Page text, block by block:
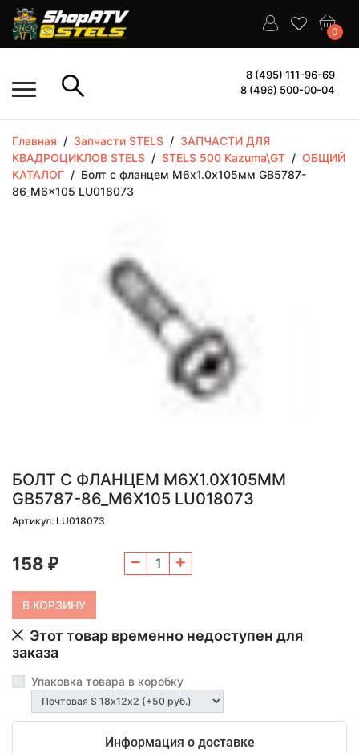
0
8 (495) 111-96-69
8 (496) 500-00-04
Главная / Запчасти STELS / ЗАПЧАСТИ ДЛЯ
КВАДРОЦИКЛОВ STELS / STELS 500 Kazuma\GT / ОБЩИЙ
КАТАЛОГ / Болт с фланцем M6х1.0х105мм GB5787-
86_M6x105 LU018073
БОЛТ С ФЛАНЦЕМ M6Х1.0Х105ММ
GB5787-86_M6X105 LU018073
Артикул: LU018073
158 ₽
Этот товар временно недоступен для
заказа
Упаковка товара в коробку
Информация о доставке